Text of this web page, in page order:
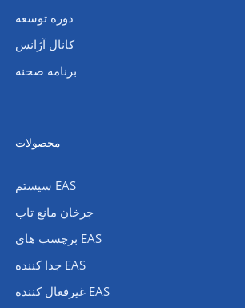
دوره توسعه
کانال آژانس
برنامه صحنه
محصولات
سیستم EAS
چرخان مانع تاب
برچسب های EAS
جدا کننده EAS
غیرفعال کننده EAS